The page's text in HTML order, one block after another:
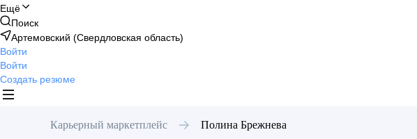
Ещё
Поиск
Артемовский (Свердловская область)
Войти
Войти
Создать резюме
Карьерный маркетплейс Полина Брежнева